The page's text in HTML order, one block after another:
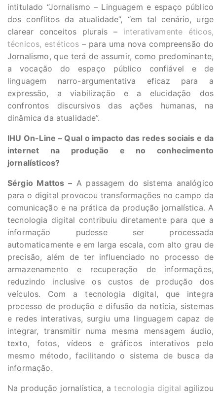
intitulado “Jornalismo – Linguagem e espaço público
dos conflitos da atualidade”, “em tal cenário, urge
clarear conceitos plurais – interativamente éticos,
técnicos, estéticos – para uma nova compreensão do
Jornalismo, que terá de assumir, como predominante,
a vocação do espaço público confiável e de
linguagem narro-argumentativa eficaz para a
expressão, a viabilização e a elucidação dos
confrontos discursivos das ações humanas, na
dinâmica da atualidade”.
IHU On-Line – Qual o impacto das redes sociais e da
internet na produção e no conhecimento
jornalísticos?
Sérgio Mattos – A passagem do sistema analógico
para o digital provocou transformações no campo da
comunicação e na prática da produção jornalística. A
tecnologia digital contribuiu diretamente para que a
informação pudesse ser processada
automaticamente e em larga escala, com alto grau de
precisão, além de ter influenciado no processo de
armazenamento e recuperação de informações,
reduzindo inclusive os custos de produção dos
veículos. Com a tecnologia digital, que integra
processo de produção e difusão da notícia, sistemas
e redes interativas, surgiu uma linguagem capaz de
integrar, transmitir numa mesma mensagem áudio,
texto, fotos, vídeos e gráficos interativos pelo
mesmo método, facilitando o sistema de busca da
informação.
Na produção jornalística, atecnologia digital agilizou